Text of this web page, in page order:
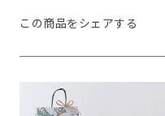
この商品をシェアする